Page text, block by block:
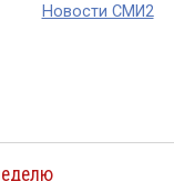
Новости СМИ2